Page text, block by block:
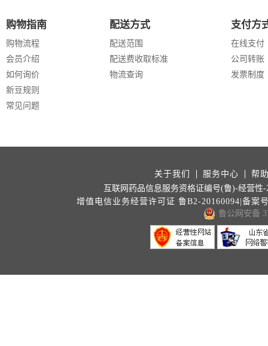
购物指南
购物流程
会员介绍
如何询价
新豆规则
常见问题
配送方式
配送范围
配送费收取标准
物流查询
支付方
在线支付
公司转账
发票制度
关于我们 服务中心
帮
互联网药品信息服务资格证编号(鲁)-经营性-
增值电信业务经营许可证 鲁B2-20160094|备案
鲁公网安备